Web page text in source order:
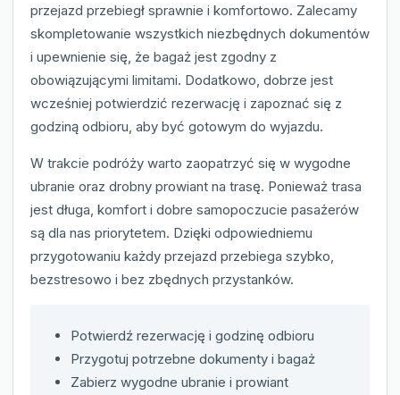
przejazd przebiegł sprawnie i komfortowo. Zalecamy
skompletowanie wszystkich niezbędnych dokumentów
i upewnienie się, że bagaż jest zgodny z
obowiązującymi limitami. Dodatkowo, dobrze jest
wcześniej potwierdzić rezerwację i zapoznać się z
godziną odbioru, aby być gotowym do wyjazdu.
W trakcie podróży warto zaopatrzyć się w wygodne
ubranie oraz drobny prowiant na trasę. Ponieważ trasa
jest długa, komfort i dobre samopoczucie pasażerów
są dla nas priorytetem. Dzięki odpowiedniemu
przygotowaniu każdy przejazd przebiega szybko,
bezstresowo i bez zbędnych przystanków.
Potwierdź rezerwację i godzinę odbioru
Przygotuj potrzebne dokumenty i bagaż
Zabierz wygodne ubranie i prowiant